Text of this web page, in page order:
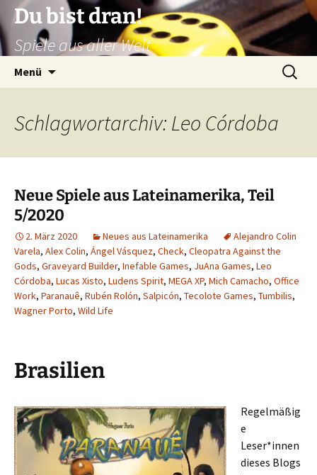
Zum
Inhalt
springen
Du bist dran!
Spiele aus aller Welt
Menü
Suchen
nach:
Schlagwortarchiv: Leo Córdoba
Neue Spiele aus Lateinamerika, Teil
5/2020
2. März 2020 Neues aus Lateinamerika
Alejandro Colin
Varela, Alex Colin, Ángel Vásquez, Check, Cleopatra Against the
Gods, Graveyard Builder, Inefable Games, JuAna Games, Leo
Córdoba, Lucas Xisto, Ludens Spirit, MEGA XP, Mich Camacho, Office
Work, Paranauê, Rubén Rolón, Salpicón, Tecolote Games, Tumbilis,
Wagner Porto, Wild Life
Brasilien
Regelmäßig
e
Leser*innen
dieses Blogs